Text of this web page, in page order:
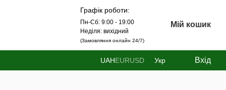
Графік роботи:
Пн-Сб: 9:00 - 19:00
Неділя: вихідний
(Замовляння онлайн 24/7)
Мій кошик
UAHEURUSD Укр Вхід